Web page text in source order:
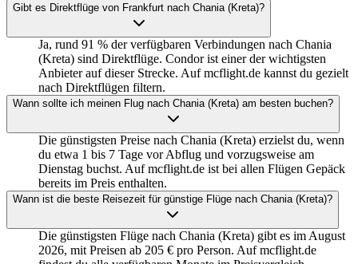
Gibt es Direktflüge von Frankfurt nach Chania (Kreta)?
Ja, rund 91 % der verfügbaren Verbindungen nach Chania
(Kreta) sind Direktflüge. Condor ist einer der wichtigsten
Anbieter auf dieser Strecke. Auf mcflight.de kannst du gezielt
nach Direktflügen filtern.
Wann sollte ich meinen Flug nach Chania (Kreta) am besten buchen?
Die günstigsten Preise nach Chania (Kreta) erzielst du, wenn
du etwa 1 bis 7 Tage vor Abflug und vorzugsweise am
Dienstag buchst. Auf mcflight.de ist bei allen Flügen Gepäck
bereits im Preis enthalten.
Wann ist die beste Reisezeit für günstige Flüge nach Chania (Kreta)?
Die günstigsten Flüge nach Chania (Kreta) gibt es im August
2026, mit Preisen ab 205 € pro Person. Auf mcflight.de